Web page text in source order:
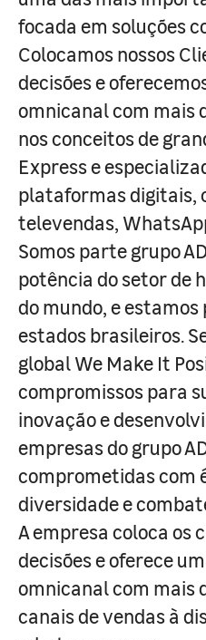
focada em soluções
Colocamos nossos
decisões e
omnicanal com mais
nos conceitos de
Express e
plataformas digitais,
televendas,
Somos parte grupo
potência do setor de
do mundo, e estamos
estados brasileiros.
global We Make It
compromissos para
inovação e
empresas do grupo
comprometidas com
diversidade e
A empresa coloca os
decisões e oferece
omnicanal com mais
canais de vendas à